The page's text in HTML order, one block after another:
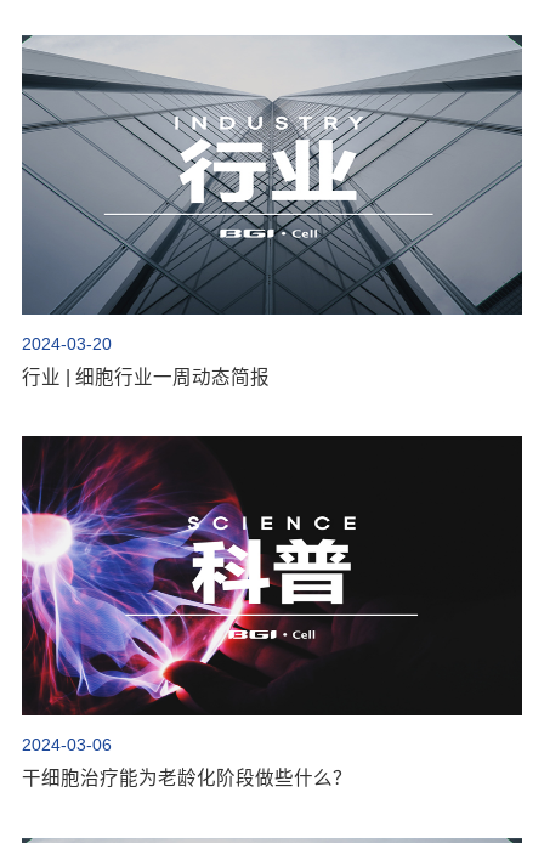
2024-03-20
行业 | 细胞行业一周动态简报
2024-03-06
干细胞治疗能为老龄化阶段做些什么？